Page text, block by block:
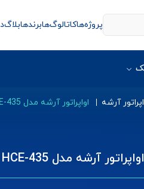
پروژه‌هاکاتالوگ‌هابرندهابلاگ
آرشه اواپراتور آرشه مدل HCE-435
اواپراتور آرشه مدل HCE-435